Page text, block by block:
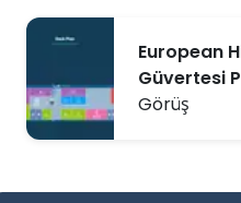
European
Güvertesi
Görüş